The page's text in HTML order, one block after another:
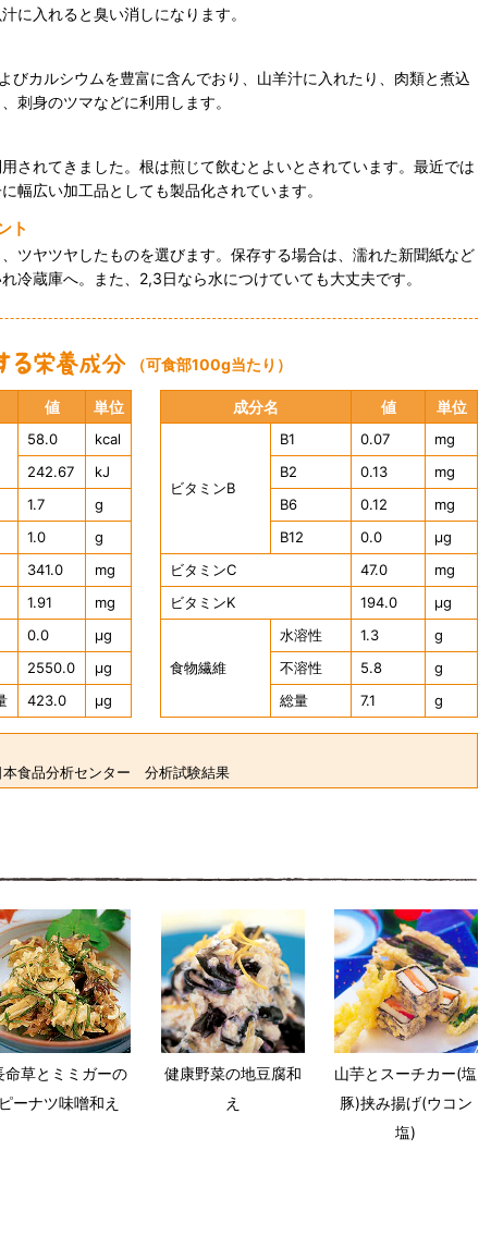
に入れると臭い消しになります。
びカルシウムを豊富に含んでおり、山羊汁に入れたり、肉類と煮込
刺身のツマなどに利用します。
されてきました。根は煎じて飲むとよいとされています。最近では
幅広い加工品としても製品化されています。
ト
ツヤツヤしたものを選びます。保存する場合は、濡れた新聞紙など
冷蔵庫へ。また、2,3日なら水につけていても大丈夫です。
（可食部100g当たり）
値 単位
58.0
kcal
242.67
kJ
1.7
g
1.0
g
341.0
mg
1.91 mg
0.0
μg
2550.0
μg
423.0 μg
成分名 値 単位
ビタミンB
B1 0.07
mg
B2
0.13
mg
B6
0.12
mg
B12
0.0
μg
ビタミンC
47.0
mg
ビタミンK
194.0 μg
食物繊維
水溶性 1.3
g
不溶性
5.8
g
総量
7.1 g
食品分析センター 分析試験結果
命草とミミガーの
ピーナツ味噌和え
健康野菜の地豆腐和
え
山芋とスーチカー(塩
豚)挟み揚げ(ウコン
塩)